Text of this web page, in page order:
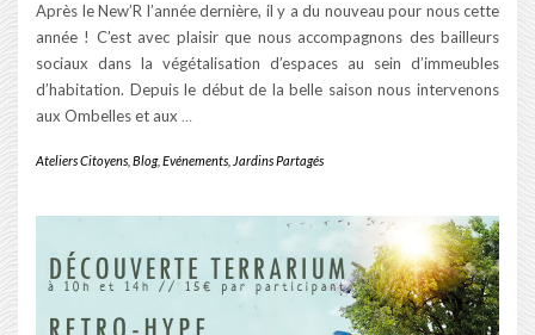
Après le New’R l’année dernière, il y a du nouveau pour nous cette
année ! C’est avec plaisir que nous accompagnons des bailleurs
sociaux dans la végétalisation d’espaces au sein d’immeubles
d’habitation. Depuis le début de la belle saison nous intervenons
aux Ombelles et aux …
Ateliers Citoyens Blog, Evénements Jardins Partagés